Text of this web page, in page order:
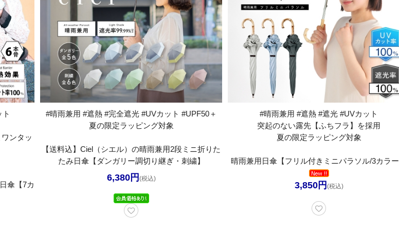
ンタッ
傘【7カ
#晴雨兼用 #遮熱 #完全遮光 #UVカット #UPF50＋
夏の限定ラッピング対象
【送料込】Ciel（シエル）の晴雨兼用2段ミニ折りた
たみ日傘【ダンガリー調切り継ぎ・刺繍】
6,380円 (税込)
#晴雨兼用 #遮熱 #遮光 #UVカット
突起のない露先【ふちフラ】を採用
夏の限定ラッピング対象
晴雨兼用日傘【フリル付きミニパラソル/3カラ
3,850円 (税込)